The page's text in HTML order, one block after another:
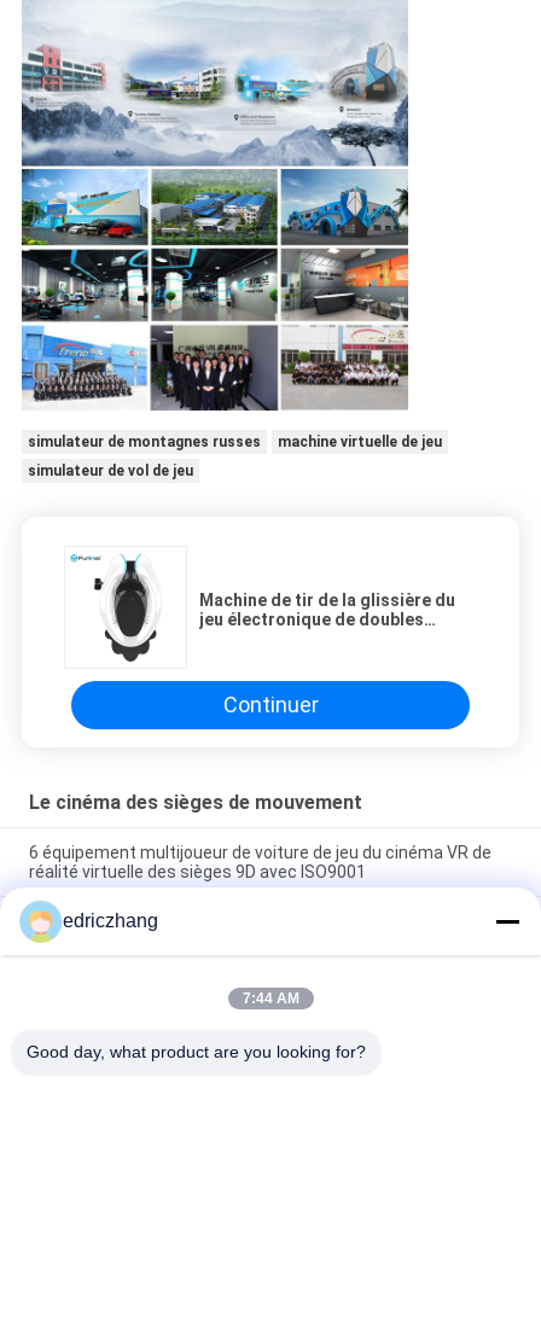
simulateur de montagnes russes
machine virtuelle de jeu
simulateur de vol de jeu
Machine de tir de la glissière du
jeu électronique de doubles
Continuer
Le cinéma des sièges de mouvement
6 équipement multijoueur de voiture de jeu du cinéma VR de
réalité virtuelle des sièges 9D avec ISO9001
Sièges multijoueurs de la machine 6 de jeu de simulateur de Vr
de réalité virtuelle emballant le simulateur de 9d VR
Sièges multijoueurs de la machine 6 de jeu de simulateur de Vr
de réalité virtuelle de FuninVR emballant le simulateur de 9d
edriczhang
7:44 AM
Good day, what product are you looking for?